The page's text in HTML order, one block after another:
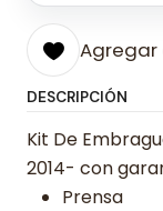
Agregar
DESCRIPCIÓN
Kit De
2014- con
Prensa